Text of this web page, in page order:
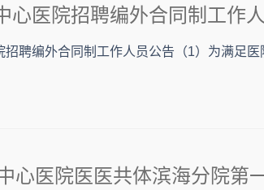
心医院招聘编外合同制工作人
招聘编外合同制工作人员公告（1）为满足